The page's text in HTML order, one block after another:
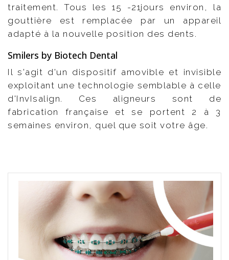
traitement. Tous les 15 -21jours environ, la
gouttière est remplacée par un appareil
adapté à la nouvelle position des dents.
Smilers by Biotech Dental
Il s'agit d'un dispositif amovible et invisible
exploitant une technologie semblable à celle
d'InvIsalign. Ces aligneurs sont de
fabrication française et se portent 2 à 3
semaines environ, quel que soit votre âge.